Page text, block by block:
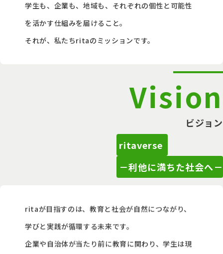
学生も、企業も、地域も、それぞれの個性と可能性
を活かす仕組みを届けること。
それが、私たちritaのミッションです。
Vision
ビジョン
ritaverse
－利他に満ちた社会へ－
ritaが目指すのは、教育と社会が自然につながり、
学びと実践が循環する未来です。
企業や自治体が当たり前に教育に関わり、学生は現